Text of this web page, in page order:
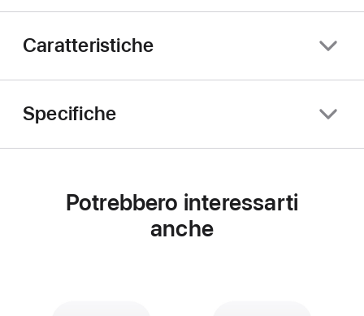
Caratteristiche
Specifiche
Potrebbero interessarti
anche